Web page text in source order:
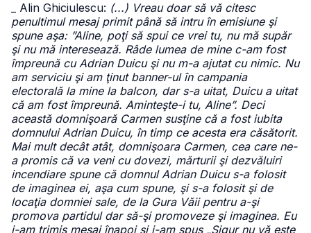
_ Alin Ghiciulescu: (...) Vreau doar să vă citesc
penultimul mesaj primit până să intru în emisiune şi
spune aşa: ”Aline, poţi să spui ce vrei tu, nu mă supăr
şi nu mă interesează. Râde lumea de mine c-am fost
împreună cu Adrian Duicu şi nu m-a ajutat cu nimic. Nu
am serviciu şi am ţinut banner-ul în campania
electorală la mine la balcon, dar s-a uitat, Duicu a uitat
că am fost împreună. Aminteşte-i tu, Aline”. Deci
această domnişoară Carmen susţine că a fost iubita
domnului Adrian Duicu, în timp ce acesta era căsătorit.
Mai mult decât atât, domnişoara Carmen, cea care ne-
a promis că va veni cu dovezi, mărturii şi dezvăluiri
incendiare spune că domnul Adrian Duicu s-a folosit
de imaginea ei, aşa cum spune, şi s-a folosit şi de
locaţia domniei sale, de la Gura Văii pentru a-şi
promova partidul dar să-şi promoveze şi imaginea. Eu
i-am trimis mesaj înapoi şi i-am spus „Sigur nu vă este